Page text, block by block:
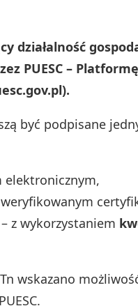
działalność
PUESC –
być podpisane
z wykorzystaniem
wskazano